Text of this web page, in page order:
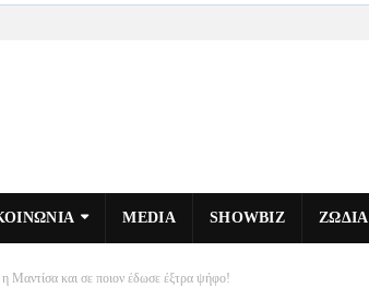
MEDIA SHOWBIZ ΖΩΔΙΑ
Μαντίσα και σε ποιον έδωσε έξτρα ψήφο!